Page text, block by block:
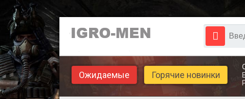
Ожидаемые Горячие новинки